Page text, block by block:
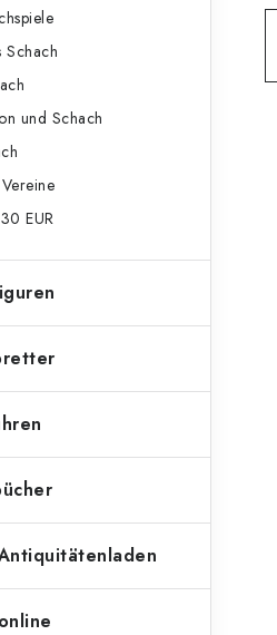
Schach
und Schach
EUR